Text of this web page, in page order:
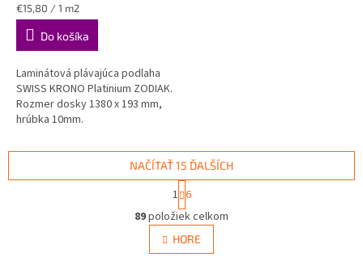
Jednotková
cena:
€15,80 / 1 m2
Do košíka
Laminátová plávajúca podlaha
SWISS KRONO Platinium ZODIAK.
Rozmer dosky 1380 x 193 mm,
hrúbka 10mm.
O
v
l
á
NAČÍTAŤ 15 ĎALŠÍCH
t
r
á
n
k
1 6
89položiek celkom
HORE